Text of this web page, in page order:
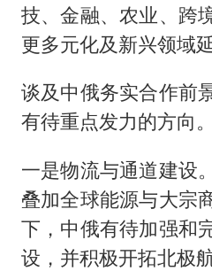
技、金融、农业、跨
更多元化及新兴领域延
谈及中俄务实合作前
有待重点发力的方向。
一是物流与通道建设
叠加全球能源与大宗
下，中俄有待加强和
设，并积极开拓北极